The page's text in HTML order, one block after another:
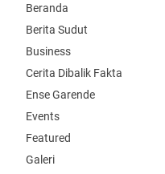
Beranda
Berita Sudut
Business
Cerita Dibalik Fakta
Ense Garende
Events
Featured
Galeri